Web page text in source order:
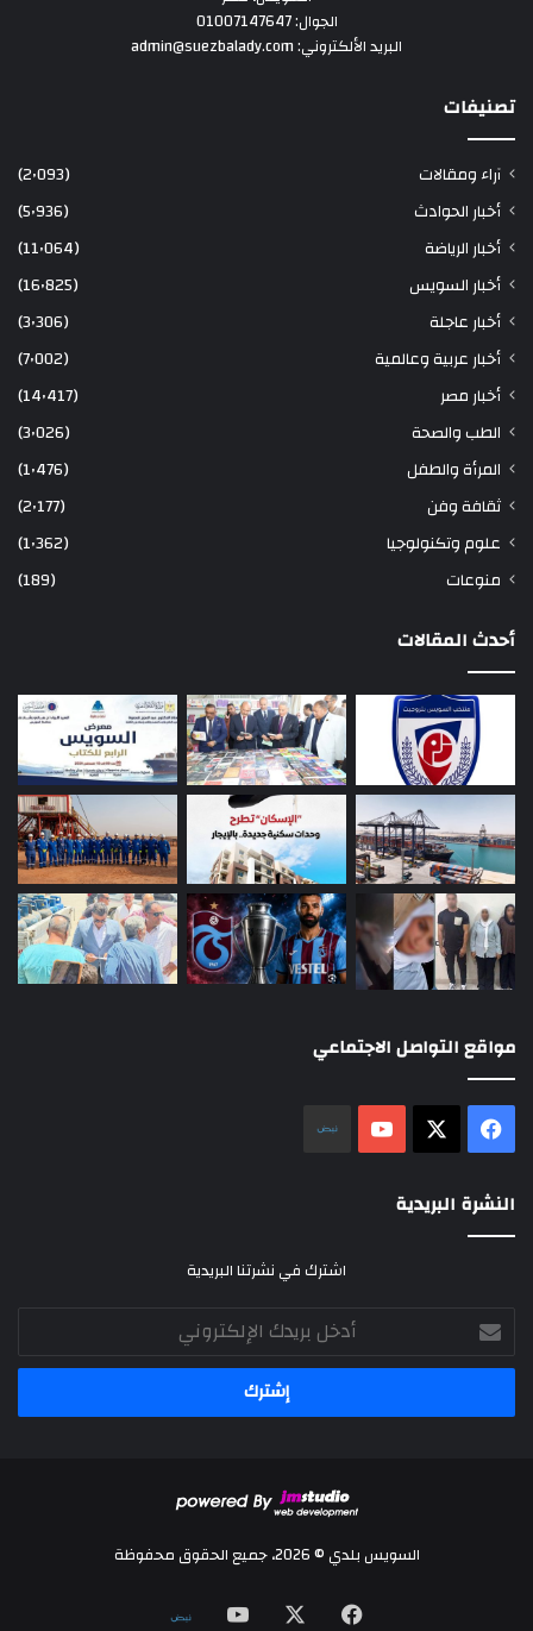
الجوال: 01007147647
البريد الألكتروني: admin@suezbalady.com
تصنيفات
آراء ومقالات
(2٬093)
أخبار الحوادث
(5٬936)
أخبار الرياضة
(11٬064)
أخبار السويس
(16٬825)
أخبار عاجلة
(3٬306)
أخبار عربية وعالمية
(7٬002)
أخبار مصر
(14٬417)
الطب والصحة
(3٬026)
المرأة والطفل
(1٬476)
ثقافة وفن
(2٬177)
علوم وتكنولوجيا
(1٬362)
منوعات
(189)
أحدث المقالات
مواقع التواصل الاجتماعي
فيسبوك ‫YouTube
النشرة البريدية
اشترك في نشرتنا البريدية
أدخل
بريدك
الإلكتروني
السويس بلدي © 2026، جميع الحقوق محفوظة
فيسبوك ‫YouTube